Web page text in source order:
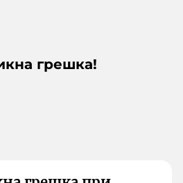
грешка!